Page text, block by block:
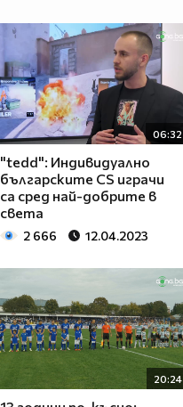
06:32
"tedd": Индивидуално
българските CS играчи
са сред най-добрите в
света
2 666 12.04.2023
20:24